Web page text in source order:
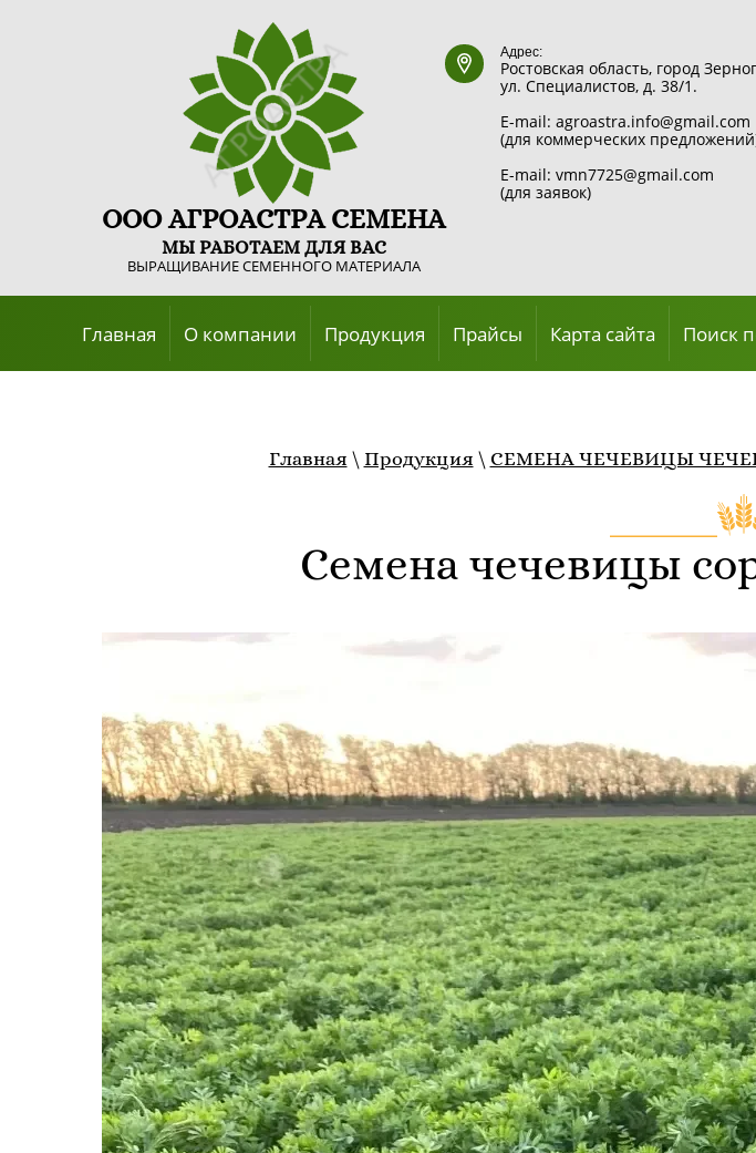
ООО АГРОАСТРА СЕМЕНА
МЫ РАБОТАЕМ ДЛЯ ВАС
ВЫРАЩИВАНИЕ СЕМЕННОГО МАТЕРИАЛА
Адрес:
Ростовская область, город
ул. Специалистов, д. 38/1.
E-mail: agroastra.info@gmail.com
(для коммерческих
E-mail: vmn7725@gmail.com
(для заявок)
Главная О компании Продукция Прайсы Карта сайта Поиск
Главная \ Продукция \ СЕМЕНА ЧЕЧЕВИЦЫ
Семена чечевицы